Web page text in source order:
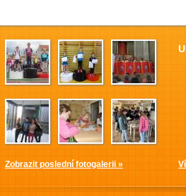
Zobrazit poslední fotogalerii »